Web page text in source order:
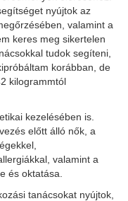
nyújtok az
valamint a
keres meg sikertelen
tudok segíteni,
korábban, de
kilogrammtól
kezelésében is.
előtt álló nők, a
valamint a
és oktatása.
tanácsokat nyújtok,